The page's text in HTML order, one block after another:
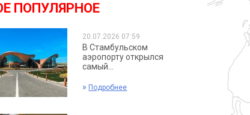
ПОПУЛЯРНОЕ
20.07.2026 07:59
В Стамбульском
аэропорту открылся
самый...
» Подробнее